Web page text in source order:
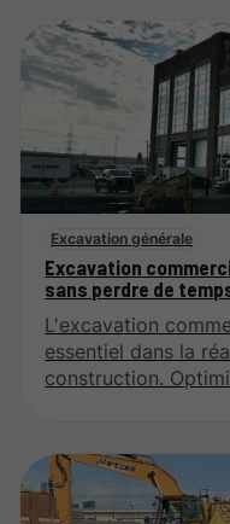
Excavation générale
Excavation
sans perdre de
L'excavation
essentiel dans la
construction.
stratégies qui
l'efficacité d'un
délais et les